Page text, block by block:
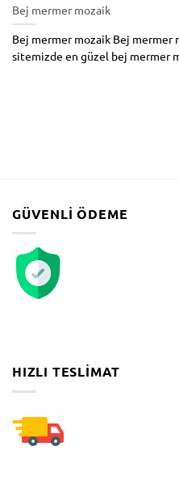
Bej mermer mozaik
Bej mermer mozaik Bej mermer
sitemizde en güzel bej mermer
GÜVENLI ÖDEME
HIZLI TESLIMAT